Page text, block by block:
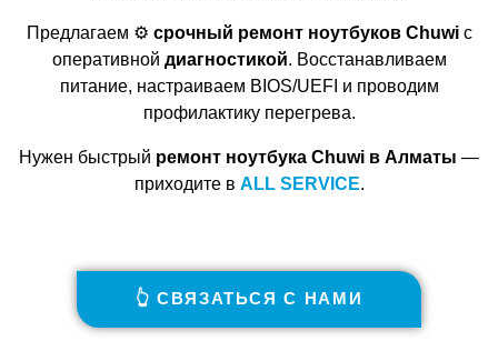
Предлагаем ⚙️ срочный ремонт ноутбуков Chuwiс
оперативной диагностикой. Восстанавливаем
питание, настраиваем BIOS/UEFI и проводим
профилактику перегрева.
Нужен быстрый ремонт ноутбука Chuwi в Алматы —
приходите в ALL SERVICE.
👆 СВЯЗАТЬСЯ С НАМИ